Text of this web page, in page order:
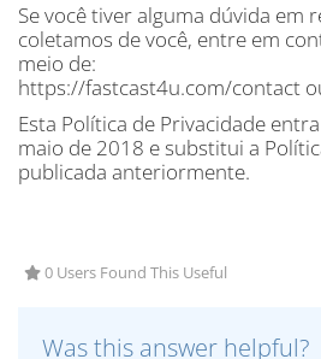
Se você tiver alguma dúvida em
coletamos de você, entre em
meio de:
https://fastcast4u.com/contact
Esta Política de Privacidade
maio de 2018 e substitui a
publicada anteriormente.
0 Users Found This Useful
Was this answer helpful?